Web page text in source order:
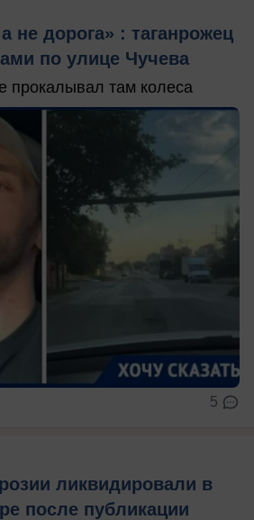
не дорога» : таганрожец
по улице Чучева
прокалывал там колеса
5
ликвидировали в
после публикации